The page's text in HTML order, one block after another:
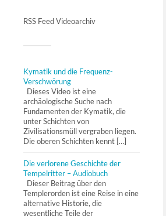
RSS Feed Videoarchiv
Kymatik und die Frequenz-
Verschwörung
Dieses Video ist eine
archäologische Suche nach
Fundamenten der Kymatik, die
unter Schichten von
Zivilisationsmüll vergraben liegen.
Die oberen Schichten kennt […]
Die verlorene Geschichte der
Tempelritter – Audiobuch
Dieser Beitrag über den
Templerorden ist eine Reise in eine
alternative Historie, die
wesentliche Teile der